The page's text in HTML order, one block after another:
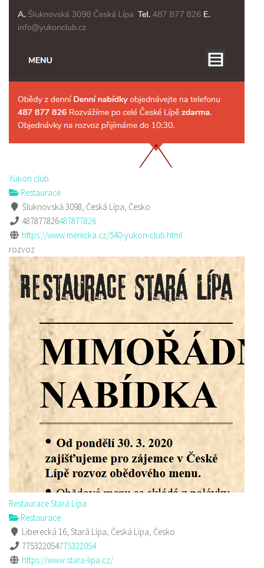
Yukon club
Restaurace
Šluknovská 3098, Česká Lípa, Česko
487877826487877826
https://www.menicka.cz/540-yukon-club.html
rozvoz
Restaurace Stará Lípa
Restaurace
Liberecká 16, Stará Lípa, Česká Lípa, Česko
775322054775322054
https://www.stara-lipa.cz/